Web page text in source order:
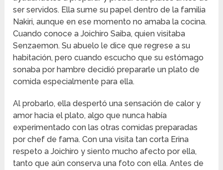
ser servidos. Ella sume su papel dentro de la familia
Nakiri, aunque en ese momento no amaba la cocina.
Cuando conoce a Joichiro Saiba, quien visitaba
Senzaemon. Su abuelo le dice que regrese a su
habitación, pero cuando escucho que su estómago
sonaba por hambre decidió prepararle un plato de
comida especialmente para ella.
Al probarlo, ella despertó una sensación de calor y
amor hacia el plato, algo que nunca había
experimentado con las otras comidas preparadas
por chef de fama. Con una visita tan corta Erina
respeto a Joichiro y siento mucho afecto por ella,
tanto que aún conserva una foto con ella. Antes de